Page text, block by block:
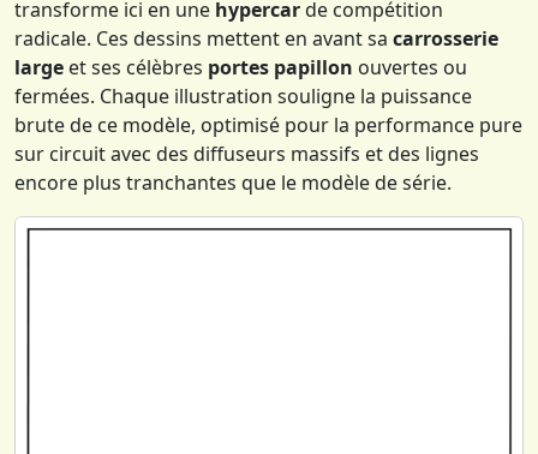
transforme ici en une hypercarde compétition
radicale. Ces dessins mettent en avant sa carrosserie
large et ses célèbres portes papillon ouvertes ou
fermées. Chaque illustration souligne la puissance
brute de ce modèle, optimisé pour la performance pure
sur circuit avec des diffuseurs massifs et des lignes
encore plus tranchantes que le modèle de série.